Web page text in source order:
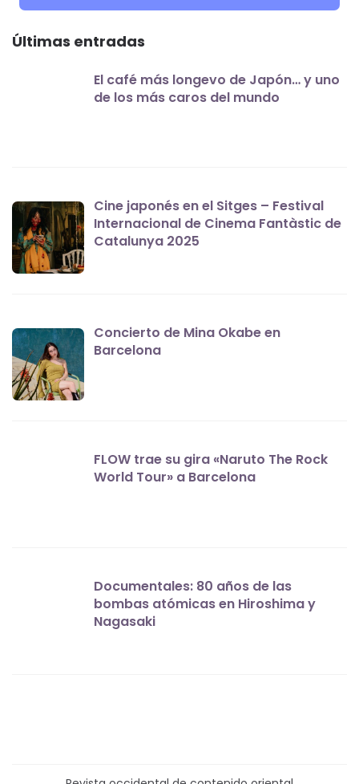
Últimas entradas
El café más longevo de Japón… y uno
de los más caros del mundo
Cine japonés en el Sitges – Festival
Internacional de Cinema Fantàstic de
Catalunya 2025
Concierto de Mina Okabe en
Barcelona
FLOW trae su gira «Naruto The Rock
World Tour» a Barcelona
Documentales: 80 años de las
bombas atómicas en Hiroshima y
Nagasaki